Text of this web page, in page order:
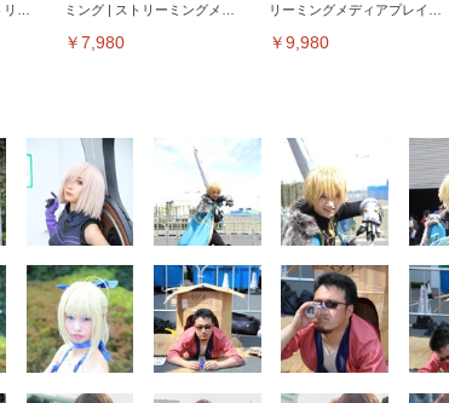
ー
ミング | ストリーミングメデ
￥7,980
リーミングメディアプレイヤ
￥9,980
ェア
チェ
ラッ
Sezlife オフィスチェア デスク
チェア 疲れない テレワーク
チェア 強化バックレスト 30
￥7,680
Sezlife オフィスチェア デスク
チェア 疲れない テレワーク
チェア 強化バックレスト 30度
￥7,680
【純正品】27"ゲーミングモ
ニター DualSense 充電フッ
ク付き（CFI-ZDM1J）
【整備済み品】Dell
E2724HS 27インチ 液晶モ
ニター フル
HD（1920×1080）VA 非光
￥15,800
【
ー
トシ
袋(84
トブ
ネオ・ルーライフ ネオ・オム
ツ L 中型犬用 26枚入り 単品
￥1,800
Smart Basic(スマートベーシ
ック) 【Amazon.co.jp限定】
Smart Basic アイリスオーヤマ
￥3,670